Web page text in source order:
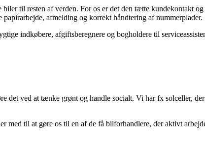
til resten af verden. For os er det den tætte kundekontakt
afmelding og korrekt håndtering af nummerplader.
indkøbere, afgiftsberegnere og bogholdere til
det ved at tænke grønt og handle socialt. Vi har fx solceller,
med til at gøre os til en af de få bilforhandlere, der aktivt